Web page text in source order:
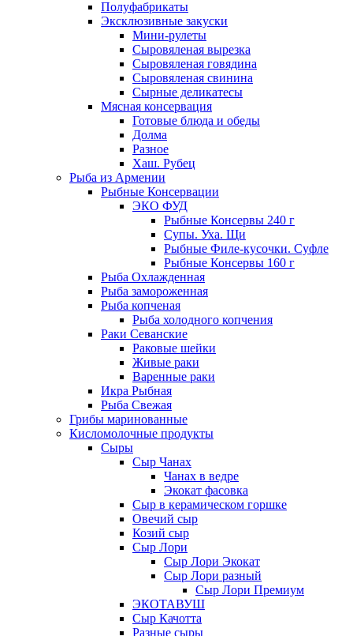
Полуфабрикаты
Эксклюзивные закуски
Мини-рулеты
Сыровяленая вырезка
Сыровяленая говядина
Сыровяленая свинина
Сырные деликатесы
Мясная консервация
Готовые блюда и обеды
Долма
Разное
Хаш. Рубец
Рыба из Армении
Рыбные Консервации
ЭКО ФУД
Рыбные Консервы 240 г
Супы. Уха. Щи
Рыбные Филе-кусочки. Суфле
Рыбные Консервы 160 г
Рыба Охлажденная
Рыба замороженная
Рыба копченая
Рыба холодного копчения
Раки Севанские
Раковые шейки
Живые раки
Варенные раки
Икра Рыбная
Рыба Свежая
Грибы маринованные
Кисломолочные продукты
Сыры
Сыр Чанах
Чанах в ведре
Экокат фасовка
Сыр в керамическом горшке
Овечий сыр
Козий сыр
Сыр Лори
Сыр Лори Экокат
Сыр Лори разный
Сыр Лори Премиум
ЭКОТАВУШ
Сыр Качотта
Разные сыры